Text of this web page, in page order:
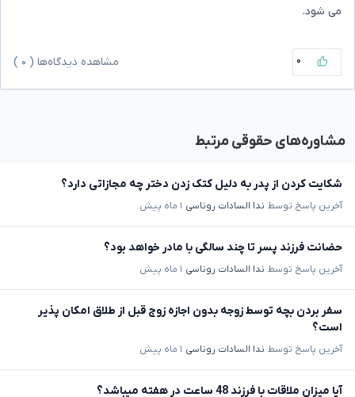
می شود.
۰ مشاهده دیدگاه‌ها ( ۰
مشاوره‌های حقوقی مرتبط
شکایت کردن از پدر به دلیل کتک زدن دختر چه مجازاتی دارد؟
آخرین پاسخ توسط ندا السادات روناسی ۱ ماه پیش
حضانت فرزند پسر تا چند سالگی با مادر خواهد بود؟
آخرین پاسخ توسط ندا السادات روناسی ۱ ماه پیش
سفر بردن بچه توسط زوجه بدون اجازه زوج قبل از طلاق امکان پذیر
است؟
آخرین پاسخ توسط ندا السادات روناسی ۱ ماه پیش
آیا میزان ملاقات با فرزند 48 ساعت در هفته میباشد؟